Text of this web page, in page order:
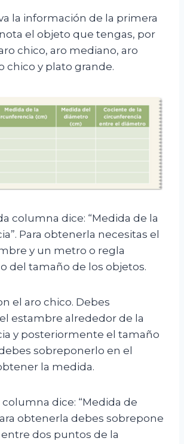
la información de la primera
el objeto que tengas, por
chico, aro mediano, aro
chico y plato grande.
columna dice: “Medida de la
Para obtenerla necesitas el
y un metro o regla
del tamaño de los objetos.
el aro chico. Debes
estambre alrededor de la
y posteriormente el tamaño
sobreponerlo en el
la medida.
columna dice: “Medida de
obtenerla debes sobrepone
dos puntos de la